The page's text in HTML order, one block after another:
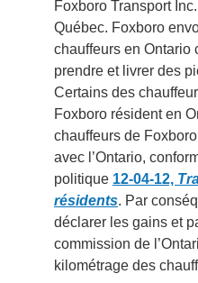
Foxboro Transport
Québec. Foxboro
chauffeurs en Ontario
prendre et livrer des
Certains des
Foxboro résident en
chauffeurs de
avec l’Ontario,
politique 12-04-12,
résidents. Par
déclarer les gains et
commission de
kilométrage des